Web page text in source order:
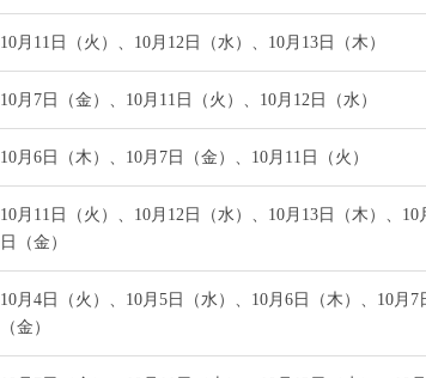
10月11日（火）、10月12日（水）、10月13日（木）
10月7日（金）、10月11日（火）、10月12日（水）
10月6日（木）、10月7日（金）、10月11日（火）
10月11日（火）、10月12日（水）、10月13日（木）、10
日（金）
10月4日（火）、10月5日（水）、10月6日（木）、10月7
（金）